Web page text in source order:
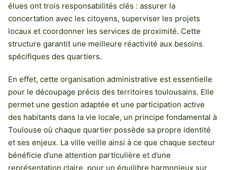
élues ont trois responsabilités clés : assurer la
concertation avec les citoyens, superviser les projets
locaux et coordonner les services de proximité. Cette
structure garantit une meilleure réactivité aux besoins
spécifiques des quartiers.
En effet, cette organisation administrative est essentielle
pour le découpage précis des territoires toulousains. Elle
permet une gestion adaptée et une participation active
des habitants dans la vie locale, un principe fondamental à
Toulouse où chaque quartier possède sa propre identité
et ses enjeux. La ville veille ainsi à ce que chaque secteur
bénéficie d’une attention particulière et d’une
représentation claire, pour un équilibre harmonieux sur